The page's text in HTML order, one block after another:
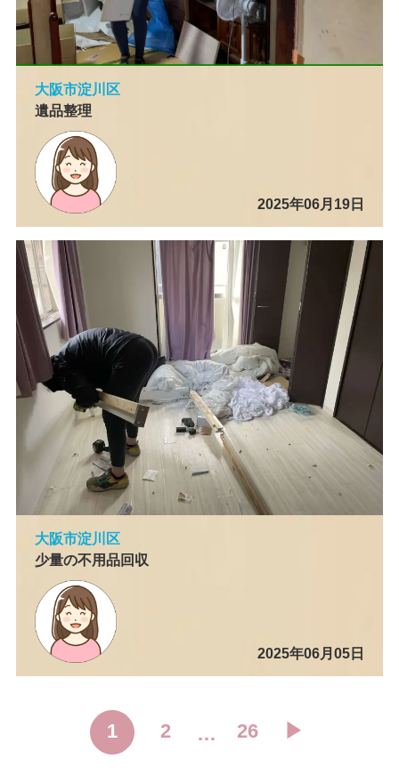
大阪市淀川区
遺品整理
2025年06月19日
大阪市淀川区
少量の不用品回収
2025年06月05日
1 2 … 26 ▶︎